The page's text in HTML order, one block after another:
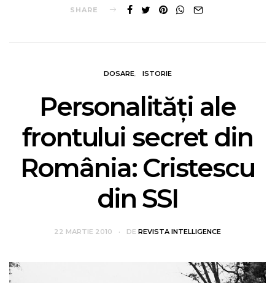
SHARE
DOSARE ISTORIE
Personalități ale
frontului secret din
România: Cristescu
din SSI
22 MARTIE 2010 DE REVISTA INTELLIGENCE